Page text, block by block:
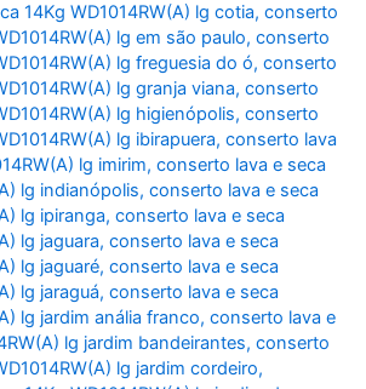
14Kg WD1014RW(A) lg cotia,conserto
lg em são paulo,conserto
lg freguesia do ó,conserto
lg granja viana,conserto
lg higienópolis,conserto
lg ibirapuera,conserto lava
lg imirim,conserto lava e seca
lg indianópolis,conserto lava e seca
lg ipiranga,conserto lava e seca
lg jaguara,conserto lava e seca
lg jaguaré,conserto lava e seca
lg jaraguá,conserto lava e seca
lg jardim anália franco,conserto lava e
lg jardim bandeirantes,conserto
lg jardim cordeiro,